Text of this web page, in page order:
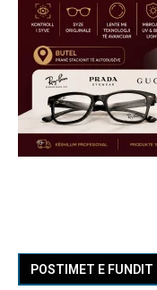
POSTIMET E FUNDIT